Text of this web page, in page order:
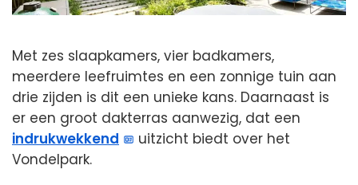
Met zes slaapkamers, vier badkamers,
meerdere leefruimtes en een zonnige tuin aan
drie zijden is dit een unieke kans. Daarnaast is
er een groot dakterras aanwezig, dat een
indrukwekkend
uitzicht biedt over het
Vondelpark.